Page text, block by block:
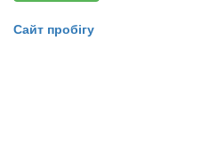
Сайт пробігу